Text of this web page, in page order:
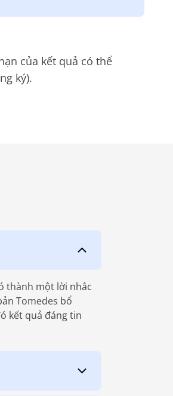
của kết quả có thể
ký).
thành một lời nhắc
Tomedes bổ
kết quả đáng tin